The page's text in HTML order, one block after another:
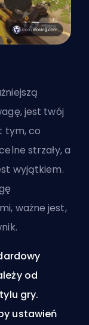
jest twój
tym, co
strzały, a
wyjątkiem.
ważne jest,
od
gry.
ustawień